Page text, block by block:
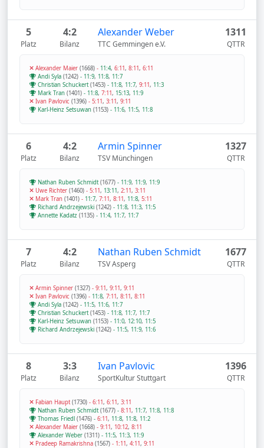
5
Platz
4:2
Bilanz
Alexander Weber
TTC Gemmingen e.V.
1311
QTTR
Alexander Maier (1668) - 11:4, 6:11, 8:11, 6:11
Andi Syla (1242) - 11:9, 11:8, 11:7
Christian Schuckert(1453) - 11:8, 11:7, 9:11, 11:3
Mark Tran (1401) - 11:8, 7:11, 15:13, 11:9
Ivan Pavlovic (1396) - 5:11, 3:11, 9:11
Karl-Heinz Setsuwan (1153) - 11:6, 11:5, 11:8
6
Platz
4:2
Bilanz
Armin Spinner
TSV Münchingen
1327
QTTR
Nathan Ruben Schmidt(1677) - 11:9, 11:9, 11:9
Uwe Richter (1460) - 5:11, 13:11, 2:11, 3:11
Mark Tran (1401) - 11:7, 7:11, 8:11, 11:8, 5:11
Richard Andrzejewski (1242) - 11:8, 11:3, 11:5
Annette Kadatz (1135) - 11:4, 11:7, 11:7
7
Platz
4:2
Bilanz
Nathan Ruben Schmidt
TSV Asperg
1677
QTTR
Armin Spinner (1327) - 9:11, 9:11, 9:11
Ivan Pavlovic (1396) - 11:8, 7:11, 8:11, 8:11
Andi Syla (1242) - 11:5, 11:6, 11:7
Christian Schuckert(1453) - 11:8, 11:7, 11:7
Karl-Heinz Setsuwan (1153) - 11:0, 12:10, 11:5
Richard Andrzejewski (1242) - 11:5, 11:9, 11:6
8
Platz
3:3
Bilanz
Ivan Pavlovic
SportKultur Stuttgart
1396
QTTR
Fabian Haupt(1730) - 6:11, 6:11, 3:11
Nathan Ruben Schmidt(1677) - 8:11, 11:7, 11:8, 11:8
Thomas Friedl (1476) - 6:11, 11:8, 11:8, 11:2
Alexander Maier (1668) - 9:11, 10:12, 8:11
Alexander Weber (1311) - 11:5, 11:3, 11:9
Pradeep Ramakrishna (1567) - 1:11, 4:11, 9:11